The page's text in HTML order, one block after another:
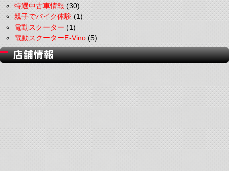
特選中古車情報(30)
親子でバイク体験(1)
電動スクーター(1)
電動スクーターE-Vino(5)